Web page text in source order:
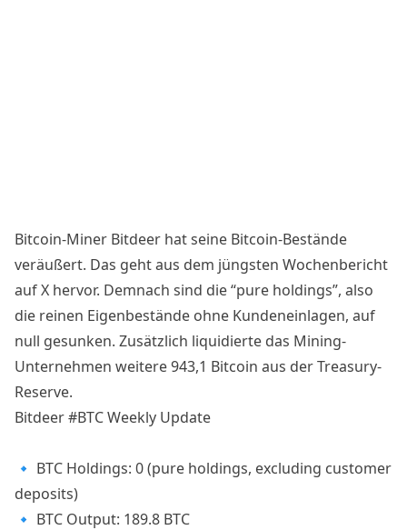
Bitcoin-Miner Bitdeer hat seine Bitcoin-Bestände
veräußert. Das geht aus dem jüngsten Wochenbericht
auf X hervor. Demnach sind die “pure holdings”, also
die reinen Eigenbestände ohne Kundeneinlagen, auf
null gesunken. Zusätzlich liquidierte das Mining-
Unternehmen weitere 943,1 Bitcoin aus der Treasury-
Reserve.
Bitdeer#BTCWeekly Update
🔹 BTC Holdings: 0 (pure holdings, excluding customer
deposits)
🔹 BTC Output: 189.8 BTC